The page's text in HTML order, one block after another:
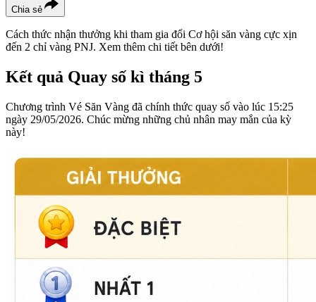
Chia sẻ
Cách thức nhận thưởng khi tham gia đổi Cơ hội săn vàng cực xịn
đến 2 chỉ vàng PNJ. Xem thêm chi tiết bên dưới!
Kết quả Quay số kì tháng 5
Chương trình Vé Săn Vàng đã chính thức quay số vào lúc 15:25
ngày 29/05/2026. Chúc mừng những chủ nhân may mắn của kỳ
này!